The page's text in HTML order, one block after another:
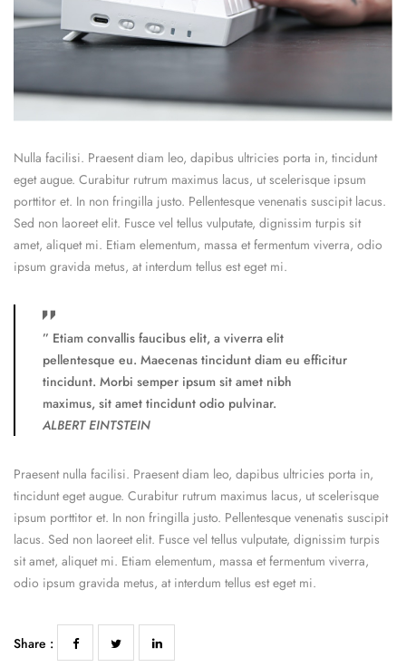
Nulla facilisi. Praesent diam leo, dapibus ultricies porta in, tincidunt
eget augue. Curabitur rutrum maximus lacus, ut scelerisque ipsum
porttitor et. In non fringilla justo. Pellentesque venenatis suscipit lacus.
Sed non laoreet elit. Fusce vel tellus vulputate, dignissim turpis sit
amet, aliquet mi. Etiam elementum, massa et fermentum viverra, odio
ipsum gravida metus, at interdum tellus est eget mi.
” Etiam convallis faucibus elit, a viverra elit
pellentesque eu. Maecenas tincidunt diam eu efficitur
tincidunt. Morbi semper ipsum sit amet nibh
maximus, sit amet tincidunt odio pulvinar.
ALBERT EINTSTEIN
Praesent nulla facilisi. Praesent diam leo, dapibus ultricies porta in,
tincidunt eget augue. Curabitur rutrum maximus lacus, ut scelerisque
ipsum porttitor et. In non fringilla justo. Pellentesque venenatis suscipit
lacus. Sed non laoreet elit. Fusce vel tellus vulputate, dignissim turpis
sit amet, aliquet mi. Etiam elementum, massa et fermentum viverra,
odio ipsum gravida metus, at interdum tellus est eget mi.
Share :